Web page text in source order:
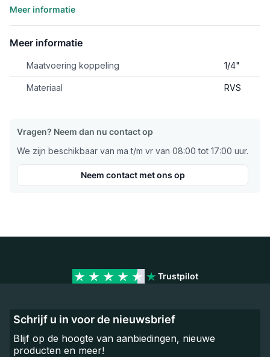
Meer informatie
Meer informatie
Maatvoering koppeling 1/4"
Materiaal RVS
Vragen? Neem dan nu contact op
We zijn beschikbaar van ma t/m vr van 08:00 tot 17:00 uur.
Neem contact met ons op
Trustpilot
Schrijf u in voor de nieuwsbrief
Blijf op de hoogte van aanbiedingen, nieuwe
producten en meer!